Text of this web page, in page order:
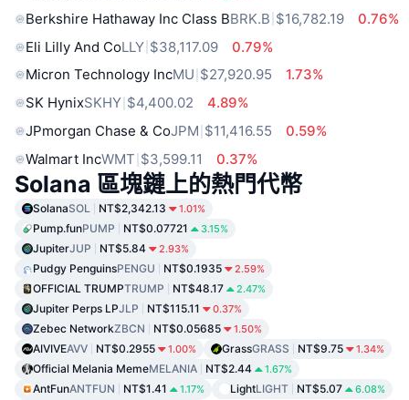
Berkshire Hathaway Inc Class BBRK.B $16,782.19
0.76%
Eli Lilly And CoLLY $38,117.09
0.79%
Micron Technology IncMU $27,920.95
1.73%
SK HynixSKHY $4,400.02
4.89%
JPmorgan Chase & CoJPM $11,416.55
0.59%
Walmart IncWMT $3,599.11 0.37%
Solana 區塊鏈上的熱門代幣
SolanaSOL NT$2,342.13 1.01%
Pump.funPUMP NT$0.07721 3.15%
JupiterJUP NT$5.84 2.93%
Pudgy PenguinsPENGU NT$0.1935 2.59%
OFFICIAL TRUMPTRUMP NT$48.17 2.47%
Jupiter Perps LPJLP NT$115.11 0.37%
Zebec NetworkZBCN NT$0.05685 1.50%
AIVIVEAVV NT$0.2955 1.00% GrassGRASS NT$9.75 1.34%
Official Melania MemeMELANIA NT$2.44 1.67%
AntFunANTFUN NT$1.41 1.17% LightLIGHT NT$5.07 6.08%